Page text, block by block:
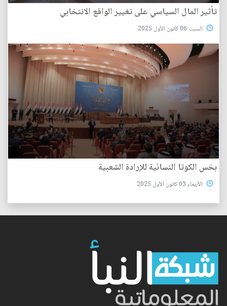
تأثير المال السياسي على تغيير الواقع الانتخابي
السبت 06 كانون الأول 2025
بخس الكوتا النسائية للإرادة الشعبية
الأربعاء 03 كانون الأول 2025